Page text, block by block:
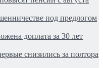
под предлогом
доплата за 30 лет
снизились за полтора